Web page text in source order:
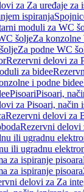
za Za uređaje za
ispiranja
moduli za WC
šoljeZa konzolne
Za podne WC
Rezervni delovi za
za bidee
i podne bidee
PisoariPisoari,
za Pisoari, način
Rezervni delovi za
Rezervni delovi
ili ugradnu
ili ugradnu
za ispiranje pisoara
za ispiranje pisoara
delovi za Za